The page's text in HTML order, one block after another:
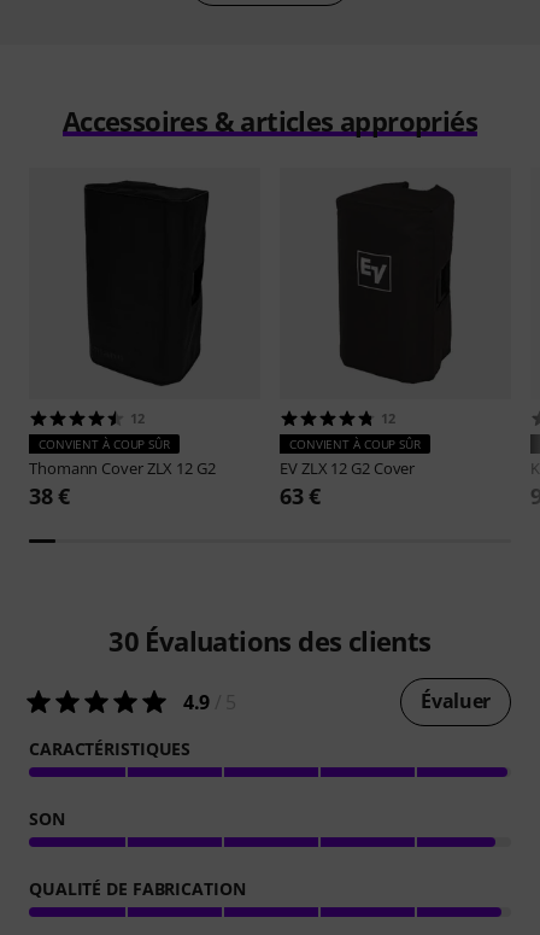
Accessoires & articles appropriés
12
CONVIENT À COUP SÛR
Thomann Cover ZLX 12 G2
38 €
12
CONVIENT À COUP SÛR
EV ZLX 12 G2 Cover
63 €
30 Évaluations des clients
4.9 Évaluer
CARACTÉRISTIQUES
SON
QUALITÉ DE FABRICATION